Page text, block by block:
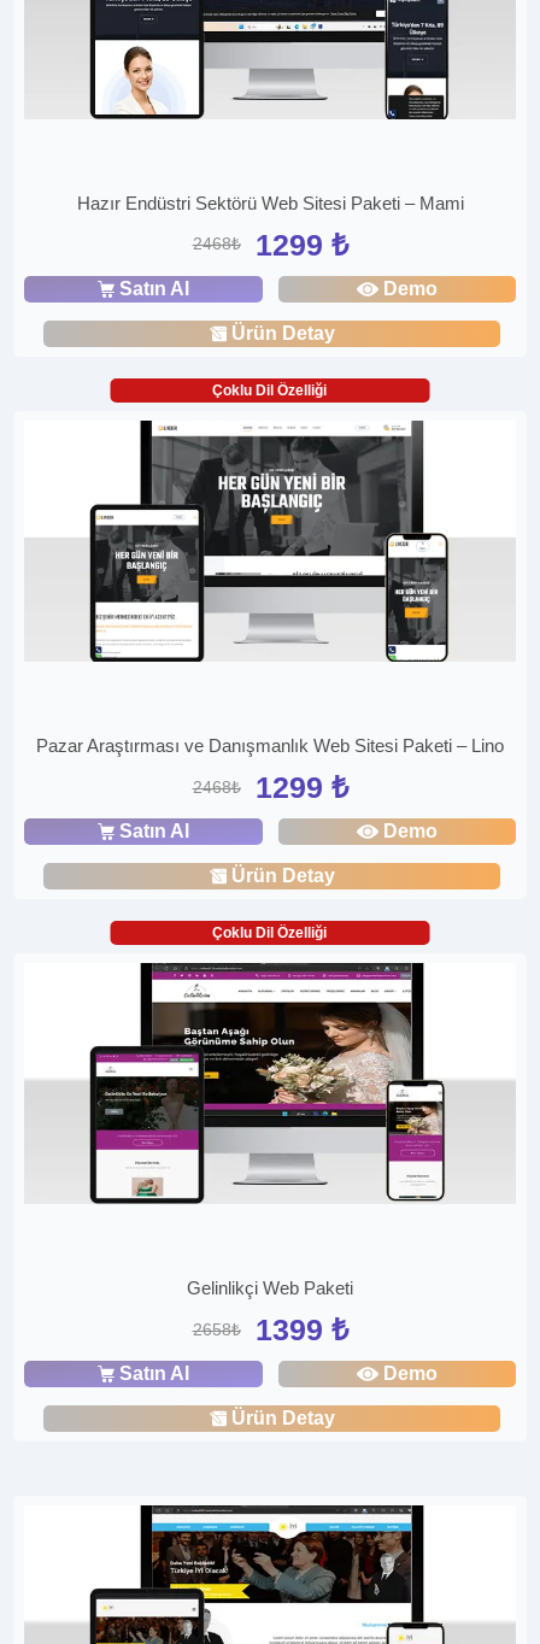
Hazır Endüstri Sektörü Web Sitesi Paketi – Mami
2468₺ 1299 ₺
Satın Al Demo
Ürün Detay
Çoklu Dil Özelliği
Pazar Araştırması ve Danışmanlık Web Sitesi Paketi – Lino
2468₺ 1299 ₺
Satın Al Demo
Ürün Detay
Çoklu Dil Özelliği
Gelinlikçi Web Paketi
2658₺ 1399 ₺
Satın Al Demo
Ürün Detay